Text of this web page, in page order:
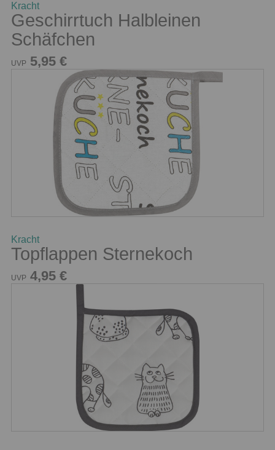
Kracht
Geschirrtuch Halbleinen
Schäfchen
UVP 5,95 €
Kracht
Topflappen Sternekoch
UVP 4,95 €